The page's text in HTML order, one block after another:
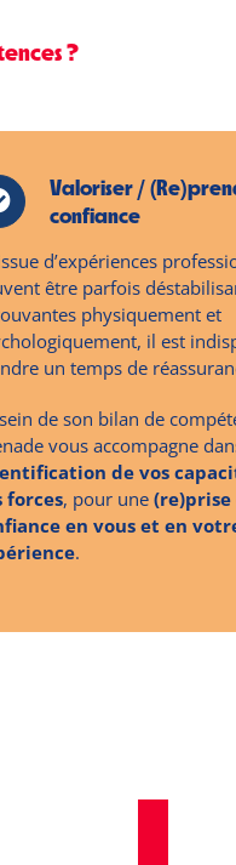
?
Valoriser /
confiance
d’expériences
être parfois
physiquement et
il est
un temps de
de son bilan de
vous accompagne
de vos
forces, pour une (re)prise
en vous et en
.